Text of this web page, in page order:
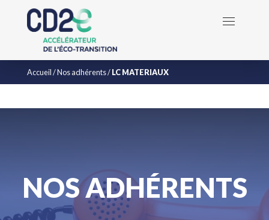
Accueil/Nos adhérents/LC MATERIAUX
NOS ADHÉRENTS